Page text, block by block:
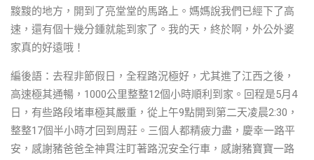
黢黢的地方，開到了亮堂堂的馬路上。媽媽說我們已經下了高
速，還有個十幾分鍾就能到家了。我的天，終於啊，外公外婆
家真的好遠哦！
編後語：去程非節假日，全程路況極好，尤其進了江西之後，
高速極其通暢，1000公里整整12個小時順利到家。回程是5月4
日，有些路段堵車極其嚴重，從上午9點開到第二天凌晨2:30，
整整17個半小時才回到周莊。三個人都精疲力盡，慶幸一路平
安，感謝豬爸爸全神貫注盯著路況安全行車，感謝豬寶寶一路